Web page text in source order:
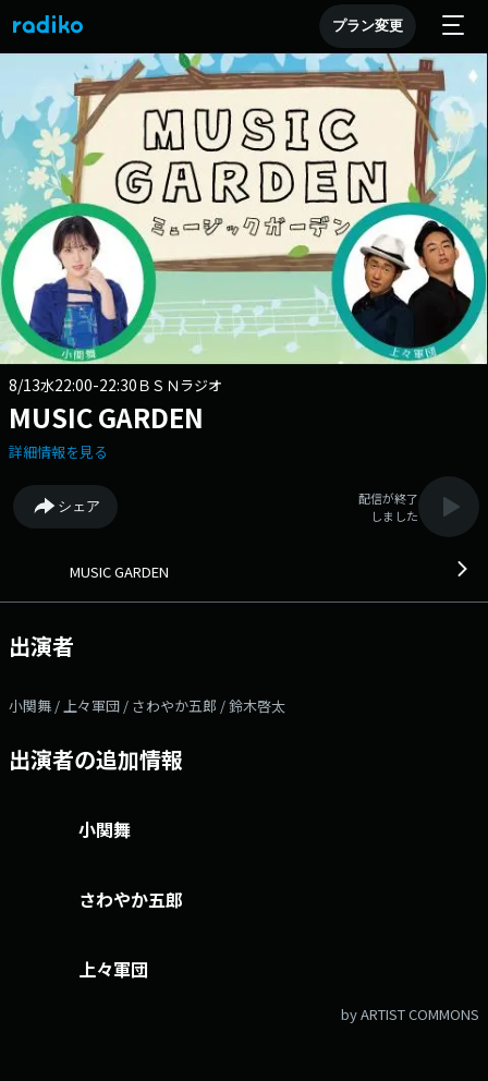
プラン変更
8/13水22:00-22:30 ＢＳＮラジオ
MUSIC GARDEN
詳細情報を見る
シェア
配信が終了
しました
MUSIC GARDEN
出演者
小関舞 / 上々軍団 / さわやか五郎 / 鈴木啓太
出演者の追加情報
小関舞
さわやか五郎
上々軍団
by ARTIST COMMONS